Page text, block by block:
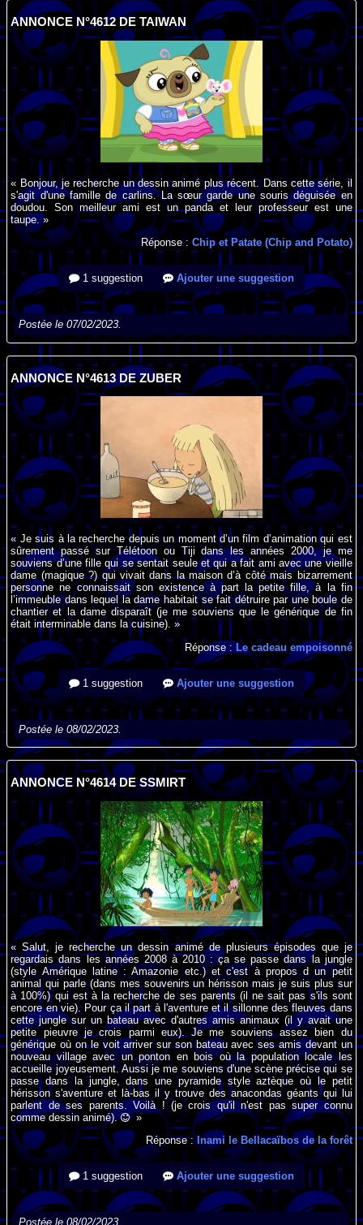
ANNONCE N°4612 DE TAIWAN
« Bonjour, je recherche un dessin animé plus récent. Dans cette série, il
s'agit d'une famille de carlins. La sœur garde une souris déguisée en
doudou. Son meilleur ami est un panda et leur professeur est une
taupe. »
Réponse : Chip et Patate (Chip and Potato)
1 suggestion Ajouter une suggestion
Postée le 07/02/2023.
ANNONCE N°4613 DE ZUBER
« Je suis à la recherche depuis un moment d’un film d’animation qui est
sûrement passé sur Télétoon ou Tiji dans les années 2000, je me
souviens d’une fille qui se sentait seule et qui a fait ami avec une vieille
dame (magique ?) qui vivait dans la maison d’à côté mais bizarrement
personne ne connaissait son existence à part la petite fille, à la fin
l’immeuble dans lequel la dame habitait se fait détruire par une boule de
chantier et la dame disparaît (je me souviens que le générique de fin
était interminable dans la cuisine). »
Réponse : Le cadeau empoisonné
1 suggestion Ajouter une suggestion
Postée le 08/02/2023.
ANNONCE N°4614 DE SSMIRT
« Salut, je recherche un dessin animé de plusieurs épisodes que je
regardais dans les années 2008 à 2010 : ça se passe dans la jungle
(style Amérique latine : Amazonie etc.) et c'est à propos d un petit
animal qui parle (dans mes souvenirs un hérisson mais je suis plus sur
à 100%) qui est à la recherche de ses parents (il ne sait pas s'ils sont
encore en vie). Pour ça il part à l'aventure et il sillonne des fleuves dans
cette jungle sur un bateau avec d'autres amis animaux (il y avait une
petite pieuvre je crois parmi eux). Je me souviens assez bien du
générique où on le voit arriver sur son bateau avec ses amis devant un
nouveau village avec un ponton en bois où la population locale les
accueille joyeusement. Aussi je me souviens d'une scène précise qui se
passe dans la jungle, dans une pyramide style aztèque où le petit
hérisson s'aventure et là-bas il y trouve des anacondas géants qui lui
parlent de ses parents. Voilà ! (je crois qu'il n'est pas super connu
comme dessin animé).
»
Réponse : Inami le Bellacaïbos de la forêt
1 suggestion Ajouter une suggestion
Postée le 08/02/2023.